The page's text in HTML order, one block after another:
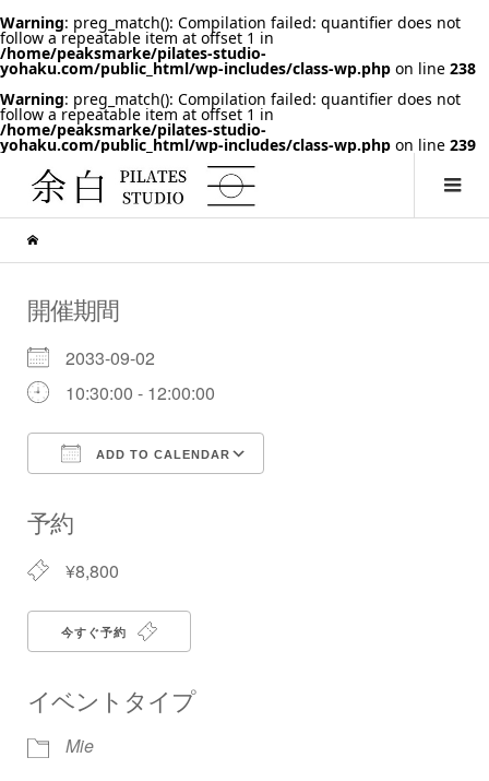
Warning: preg_match(): Compilation failed: quantifier does not
follow a repeatable item at offset 1 in
/home/peaksmarke/pilates-studio-
yohaku.com/public_html/wp-includes/class-wp.php on line 238
Warning: preg_match(): Compilation failed: quantifier does not
follow a repeatable item at offset 1 in
/home/peaksmarke/pilates-studio-
yohaku.com/public_html/wp-includes/class-wp.php on line 239
開催期間
2033-09-02
10:30:00 - 12:00:00
ADD TO CALENDAR
予約
¥8,800
今すぐ予約
イベントタイプ
Mie